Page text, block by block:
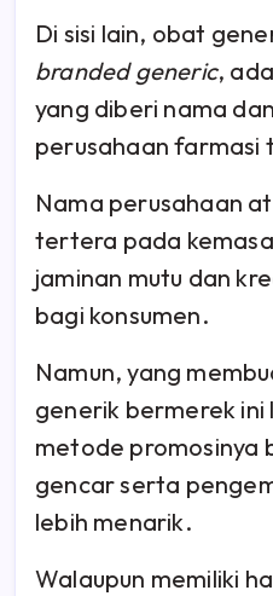
Di sisi lain, obat
branded generic,
yang diberi nama
perusahaan farmasi
Nama perusahaan
tertera pada
jaminan mutu dan
bagi konsumen.
Namun, yang
generik bermerek ini
metode promosinya
gencar serta
lebih menarik.
Walaupun memiliki